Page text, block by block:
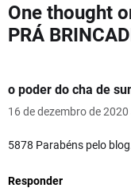
One thought
PRÁ
o poder do cha de
16 de dezembro de
5878 Parabéns pelo
Responder